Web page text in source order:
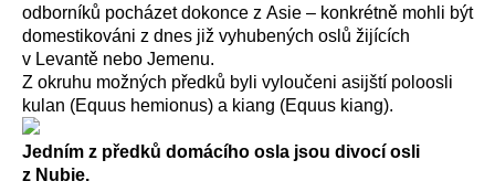
odborníků pocházet dokonce z Asie – konkrétně mohli být
domestikováni z dnes již vyhubených oslů žijících
v Levantě nebo Jemenu.
Z okruhu možných předků byli vyloučeni asijští poloosli
kulan (Equus hemionus) a kiang (Equus kiang).
Jedním z předků domácího osla jsou divocí osli
z Nubie.